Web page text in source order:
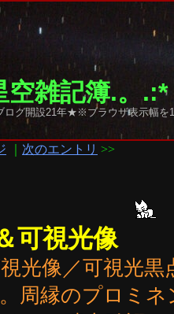
空雑記簿.。
グ開設21年★※ブラウザ表示幅を
次のエントリ >>
可視光像
光像／可視光
周縁のプロミ